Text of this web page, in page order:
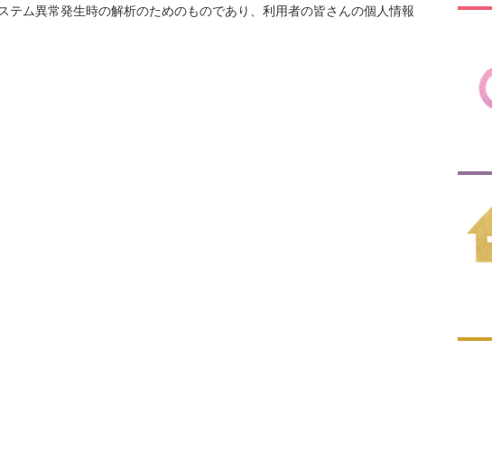
テム異常発生時の解析のためのものであり、利用者の皆さんの個人情報